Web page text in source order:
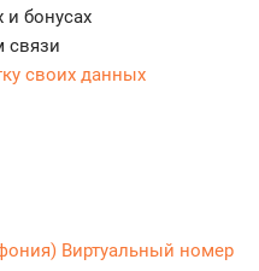
бонусах
связи
своих данных
Виртуальный номер